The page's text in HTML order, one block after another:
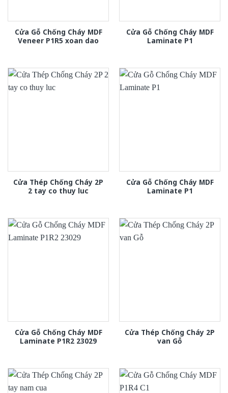
Cửa Gỗ Chống Cháy MDF
Veneer P1R5 xoan dao
Cửa Gỗ Chống Cháy MDF
Laminate P1
Cửa Thép Chống Cháy 2P
2 tay co thuy luc
Cửa Gỗ Chống Cháy MDF
Laminate P1
Cửa Gỗ Chống Cháy MDF
Laminate P1R2 23029
Cửa Thép Chống Cháy 2P
van Gỗ